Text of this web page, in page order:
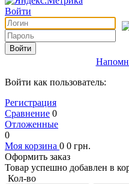
Войти
Войти
Войти как пользователь:
Регистрация
Сравнение 0
Отложенные
0
Моя корзина 0 0 грн.
Оформить заказ
Товар успешно добавлен в
Кол-во